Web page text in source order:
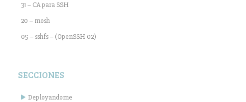
31 – CA para SSH
20 – mosh
05 – sshfs – (OpenSSH 02)
SECCIONES
Deployandome